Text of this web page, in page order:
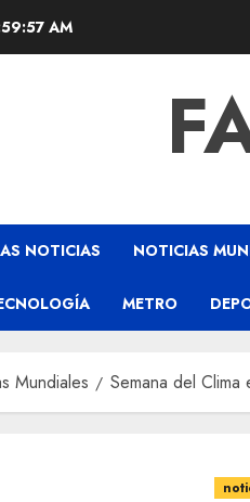
AM
NOTICIAS NOTICIAS
METRO
Mundiales Semana del